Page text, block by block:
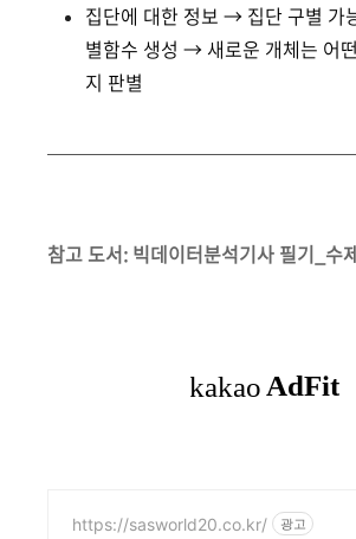
집단에 대한 정보 → 집단 구별 가
별함수 생성 → 새로운 개체는 어
지 판별
참고 도서: 빅데이터분석기사 필기_수
https://sasworld20.co.kr/ 광고